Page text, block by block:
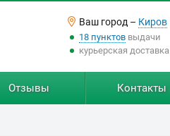
Ваш город – Киров
18 пунктоввыдачи
курьерская доставка
Отзывы Контакты